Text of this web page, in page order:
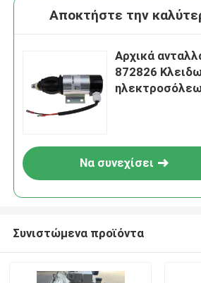
Αποκτήστε την
Αρχικά
872826
Να συνεχίσει
Συνιστώμενα προϊόντα